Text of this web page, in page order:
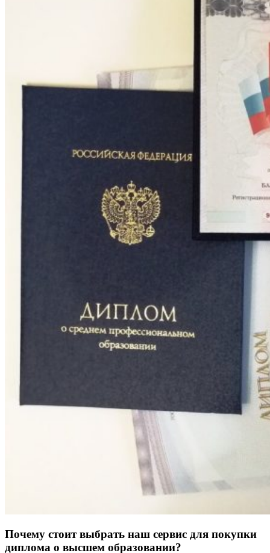
Почему стоит выбрать наш сервис для покупки
диплома о высшем образовании?